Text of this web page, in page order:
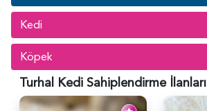
Kedi
Köpek
Turhal Kedi Sahiplendirme İlanları